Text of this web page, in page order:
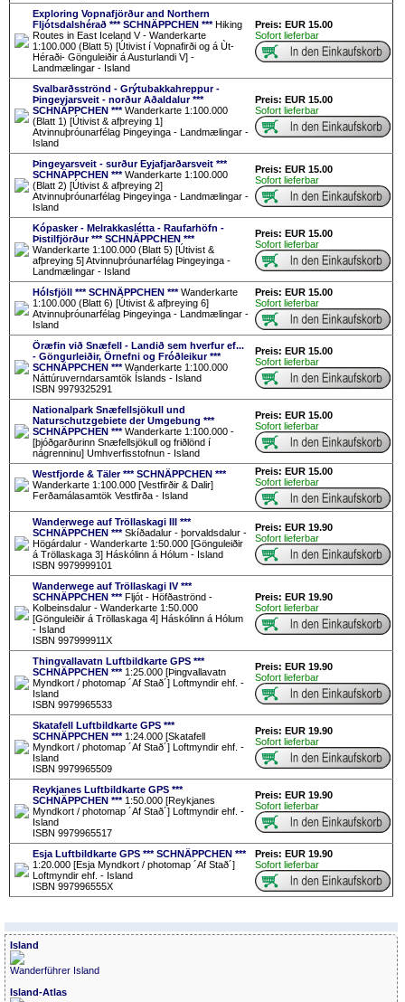
Exploring Vopnafjörður and Northern
Fljótsdalshérað *** SCHNÄPPCHEN ***Hiking
Routes in East Iceland V - Wanderkarte
1:100.000 (Blatt 5) [Útivist í Vopnafirði og á Ùt-
Héraði- Gönguleiðir á Austurlandi V] -
Landmælingar - Island
Preis: EUR 15.00
Sofort lieferbar
Svalbarðsströnd - Grýtubakkahreppur -
Þingeyjarsveit - norður Aðaldalur ***
SCHNÄPPCHEN ***Wanderkarte 1:100.000
(Blatt 1) [Útivist & afþreying 1]
Atvinnuþróunarfélag Þingeyinga - Landmælingar -
Island
Preis: EUR 15.00
Sofort lieferbar
Þingeyarsveit - surður Eyjafjarðarsveit ***
SCHNÄPPCHEN ***Wanderkarte 1:100.000
(Blatt 2) [Útivist & afþreying 2]
Atvinnuþróunarfélag Þingeyinga - Landmælingar -
Island
Preis: EUR 15.00
Sofort lieferbar
Kópasker - Melrakkaslétta - Raufarhöfn -
Þistilfjörður *** SCHNÄPPCHEN ***
Wanderkarte 1:100.000 (Blatt 5) [Útivist &
afþreying 5] Atvinnuþróunarfélag Þingeyinga -
Landmælingar - Island
Preis: EUR 15.00
Sofort lieferbar
Hólsfjöll *** SCHNÄPPCHEN ***Wanderkarte
1:100.000 (Blatt 6) [Útivist & afþreying 6]
Atvinnuþróunarfélag Þingeyinga - Landmælingar -
Island
Preis: EUR 15.00
Sofort lieferbar
Öræfin við Snæfell - Landið sem hverfur ef...
- Göngurleiðir, Örnefni og Fróðleikur ***
SCHNÄPPCHEN ***Wanderkarte 1:100.000
Náttúruverndarsamtök Íslands - Island
ISBN 9979325291
Preis: EUR 15.00
Sofort lieferbar
Nationalpark Snæfellsjökull und
Naturschutzgebiete der Umgebung ***
SCHNÄPPCHEN ***Wanderkarte 1:100.000 -
[þjóðgarðurinn Snæfellsjökull og friðlönd í
nágrenninu] Umhverfisstofnun - Island
Preis: EUR 15.00
Sofort lieferbar
Westfjorde & Täler *** SCHNÄPPCHEN ***
Wanderkarte 1:100.000 [Vestfirðir & Dalir]
Ferðamálasamtök Vestfirða - Island
Preis: EUR 15.00
Sofort lieferbar
Wanderwege auf Tröllaskagi III ***
SCHNÄPPCHEN ***Skíðadalur - þorvaldsdalur -
Högárdalur - Wanderkarte 1:50.000 [Gönguleiðir
á Tröllaskaga 3] Háskólinn á Hólum - Island
ISBN 9979999101
Preis: EUR 19.90
Sofort lieferbar
Wanderwege auf Tröllaskagi IV ***
SCHNÄPPCHEN ***Fljót - Höfðaströnd -
Kolbeinsdalur - Wanderkarte 1:50.000
[Gönguleiðir á Tröllaskaga 4] Háskólinn á Hólum
- Island
ISBN 997999911X
Preis: EUR 19.90
Sofort lieferbar
Thingvallavatn Luftbildkarte GPS ***
SCHNÄPPCHEN ***1:25.000 [Þingvallavatn
Myndkort / photomap ´Af Stað´] Loftmyndir ehf. -
Island
ISBN 9979965533
Preis: EUR 19.90
Sofort lieferbar
Skatafell Luftbildkarte GPS ***
SCHNÄPPCHEN ***1:24.000 [Skatafell
Myndkort / photomap ´Af Stað´] Loftmyndir ehf. -
Island
ISBN 9979965509
Preis: EUR 19.90
Sofort lieferbar
Reykjanes Luftbildkarte GPS ***
SCHNÄPPCHEN ***1:50.000 [Reykjanes
Myndkort / photomap ´Af Stað´] Loftmyndir ehf. -
Island
ISBN 9979965517
Preis: EUR 19.90
Sofort lieferbar
Esja Luftbildkarte GPS *** SCHNÄPPCHEN ***
1:20.000 [Esja Myndkort / photomap ´Af Stað´]
Loftmyndir ehf. - Island
ISBN 997996555X
Preis: EUR 19.90
Sofort lieferbar
Island
Wanderführer Island
Island-Atlas